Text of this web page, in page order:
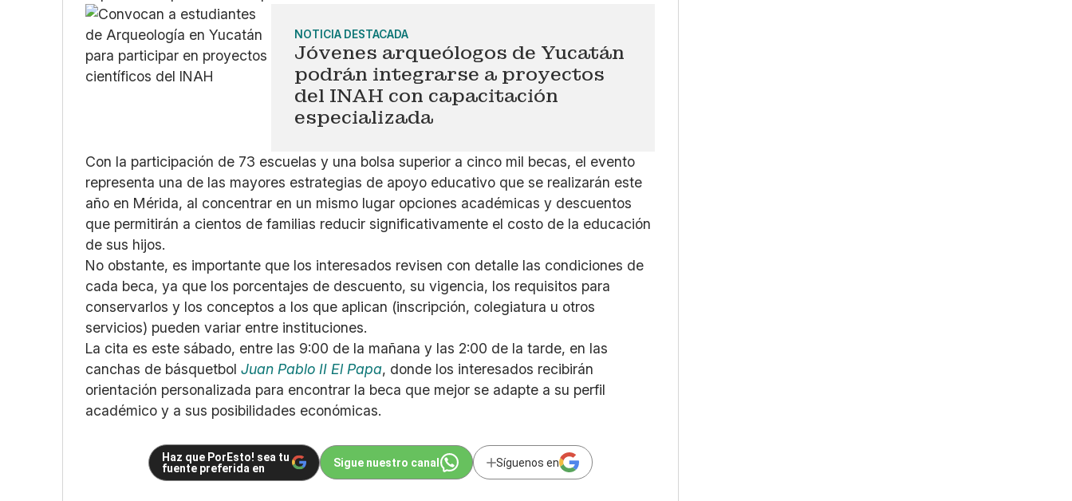
NOTICIA DESTACADA
Jóvenes arqueólogos de Yucatán
podrán integrarse a proyectos
del INAH con capacitación
especializada
Con la participación de 73 escuelas y una bolsa superior a cinco mil becas, el evento
representa una de las mayores estrategias de apoyo educativo que se realizarán este
año en Mérida, al concentrar en un mismo lugar opciones académicas y descuentos
que permitirán a cientos de familias reducir significativamente el costo de la educación
de sus hijos.
No obstante, es importante que los interesados revisen con detalle las condiciones de
cada beca, ya que los porcentajes de descuento, su vigencia, los requisitos para
conservarlos y los conceptos a los que aplican (inscripción, colegiatura u otros
servicios) pueden variar entre instituciones.
La cita es este sábado, entre las 9:00 de la mañana y las 2:00 de la tarde, en las
canchas de básquetbolJuan Pablo II El Papa, donde los interesados recibirán
orientación personalizada para encontrar la beca que mejor se adapte a su perfil
académico y a sus posibilidades económicas.
Haz que PorEsto! sea tu
fuente preferida en
Sigue nuestro canal Síguenos en